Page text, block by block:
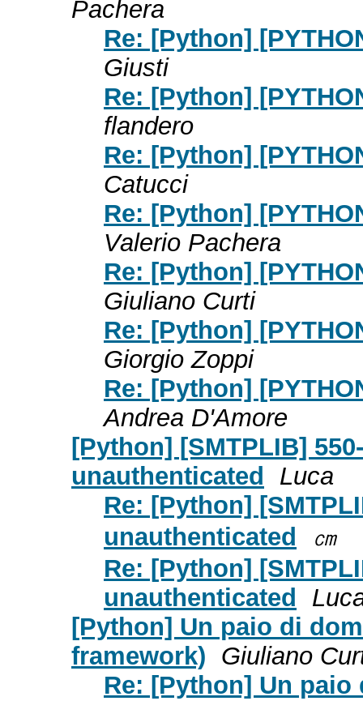
Pachera
Re: [Python]
Giusti
Re: [Python]
flandero
Re: [Python]
Catucci
Re: [Python]
Valerio Pachera
Re: [Python]
Giuliano Curti
Re: [Python]
Giorgio Zoppi
Re: [Python]
Andrea D'Amore
[Python] [SMTPLIB]
unauthenticated
Luca
Re: [Python]
unauthenticated
㎝
Re: [Python]
unauthenticated
[Python] Un paio di
framework) Giuliano
Re: [Python] Un